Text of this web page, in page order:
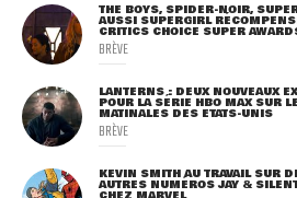
THE BOYS, SPIDER-NOIR,
AUSSI SUPERGIRL
CRITICS CHOICE SUPER
BRÈVE
LANTERNS : DEUX NOUVEAUX
POUR LA SÉRIE HBO MAX SUR
MATINALES DES ETATS-UNIS
BRÈVE
KEVIN SMITH AU TRAVAIL SUR
AUTRES NUMÉROS JAY &